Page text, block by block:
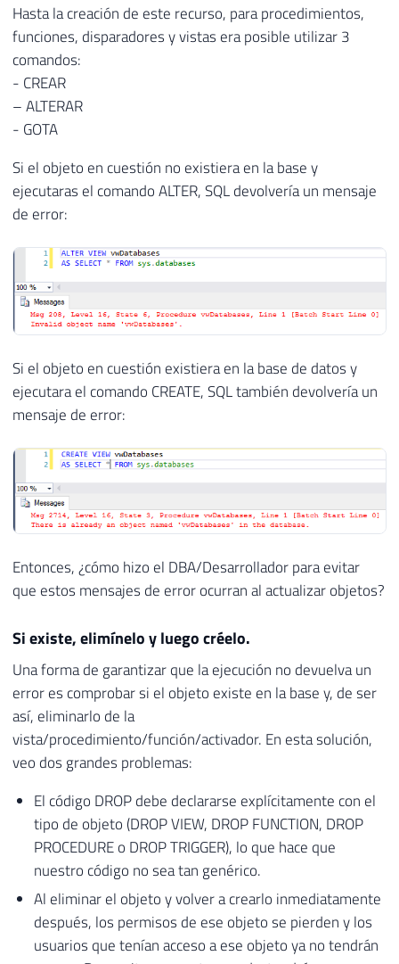
Hasta la creación de este recurso, para procedimientos,
funciones, disparadores y vistas era posible utilizar 3
comandos:
- CREAR
– ALTERAR
- GOTA
Si el objeto en cuestión no existiera en la base y
ejecutaras el comando ALTER, SQL devolvería un mensaje
de error:
Si el objeto en cuestión existiera en la base de datos y
ejecutara el comando CREATE, SQL también devolvería un
mensaje de error:
Entonces, ¿cómo hizo el DBA/Desarrollador para evitar
que estos mensajes de error ocurran al actualizar objetos?
Si existe, elimínelo y luego créelo.
Una forma de garantizar que la ejecución no devuelva un
error es comprobar si el objeto existe en la base y, de ser
así, eliminarlo de la
vista/procedimiento/función/activador. En esta solución,
veo dos grandes problemas:
El código DROP debe declararse explícitamente con el
tipo de objeto (DROP VIEW, DROP FUNCTION, DROP
PROCEDURE o DROP TRIGGER), lo que hace que
nuestro código no sea tan genérico.
Al eliminar el objeto y volver a crearlo inmediatamente
después, los permisos de ese objeto se pierden y los
usuarios que tenían acceso a ese objeto ya no tendrán